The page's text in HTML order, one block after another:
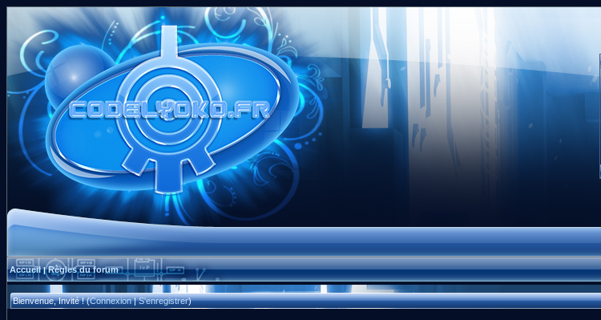
Accueil|Règles du forum
Bienvenue, Invité ! (Connexion|S'enregistrer)